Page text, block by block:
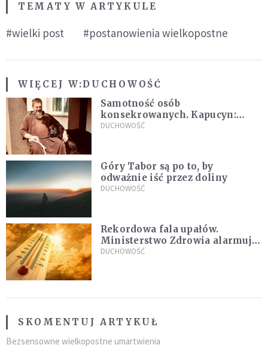
TEMATY W ARTYKULE
#wielki post #postanowienia wielkopostne
WIĘCEJ W:DUCHOWOŚĆ
Samotność osób
konsekrowanych. Kapucyn:
Życie w pojedynkę rzadko jest
DUCHOWOŚĆ
Góry Tabor są po to, by
odważnie iść przez doliny
DUCHOWOŚĆ
Rekordowa fala upałów.
Ministerstwo Zdrowia alarmuje
po doświadczeniach z czerwca
DUCHOWOŚĆ
SKOMENTUJ ARTYKUŁ
Bezsensowne wielkopostne umartwienia